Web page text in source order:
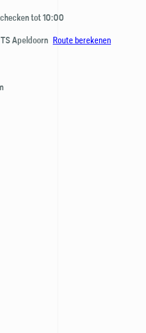
tot 10:00
Apeldoorn Route berekenen